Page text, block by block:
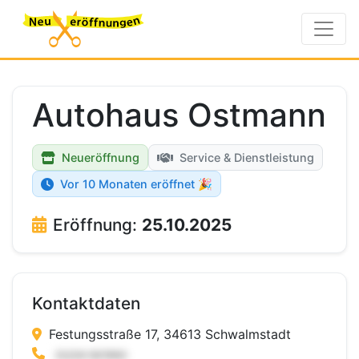
Autohaus Ostmann
Neueröffnung
Service & Dienstleistung
Vor 10 Monaten eröffnet 🎉
Eröffnung: 25.10.2025
Kontaktdaten
Festungsstraße 17, 34613 Schwalmstadt